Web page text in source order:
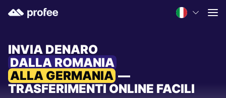
INVIA DENARO
DALLA ROMANIA
ALLA GERMANIA —
TRASFERIMENTI ONLINE FACILI